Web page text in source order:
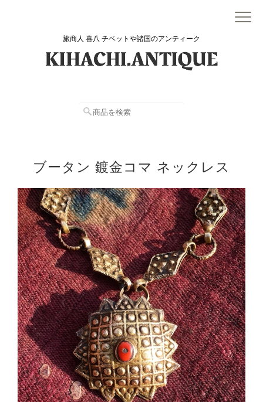
旅商人 喜八 チベットや諸国のアンティーク
ブータン 鍍金コマ ネックレス